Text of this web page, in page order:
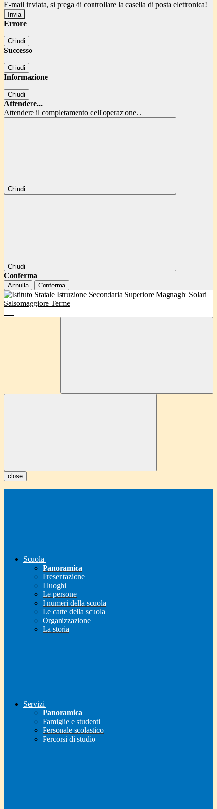
E-mail inviata, si prega di controllare la casella di posta elettronica!
Errore
Chiudi
Successo
Chiudi
Informazione
Chiudi
Attendere...
Attendere il completamento dell'operazione...
Chiudi
Chiudi
Conferma
Annulla Conferma
close
Scuola
Panoramica
Presentazione
I luoghi
Le persone
I numeri della scuola
Le carte della scuola
Organizzazione
La storia
Servizi
Panoramica
Famiglie e studenti
Personale scolastico
Percorsi di studio